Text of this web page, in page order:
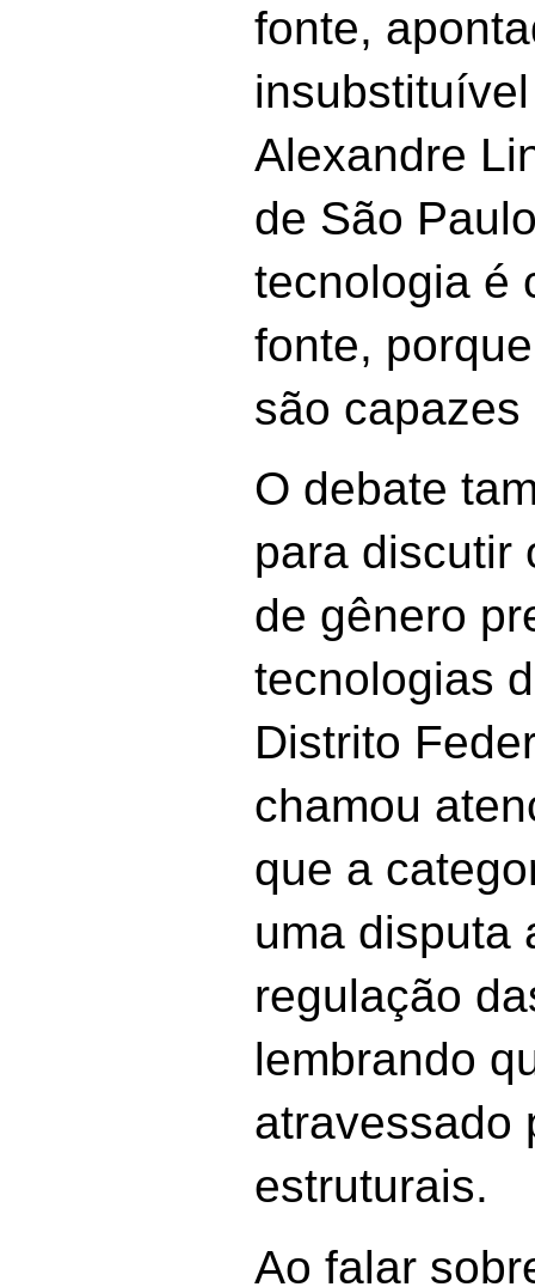
fonte,
Alexandre
de São
tecnologia é
fonte,
são capazes
O debate
para discutir
de gênero
tecnologias
Distrito
chamou
que a
uma disputa
regulação
lembrando
atravessado
estruturais.
Ao falar